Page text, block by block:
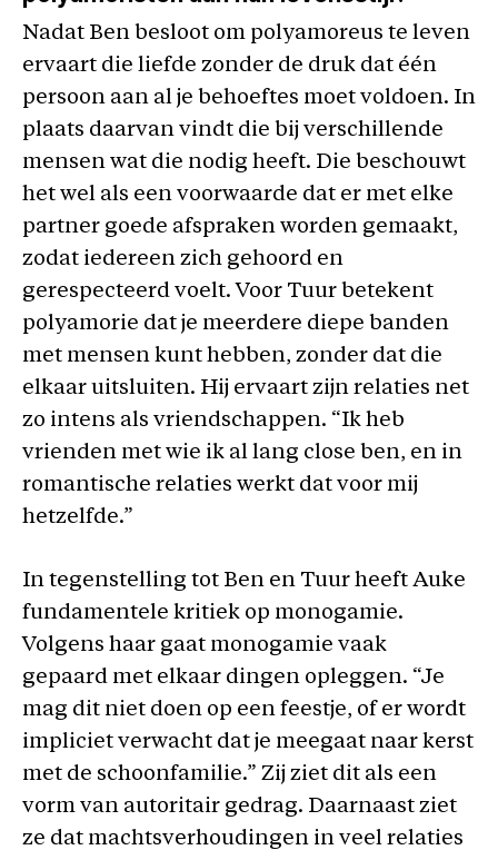
Nadat Ben besloot om polyamoreus te leven
ervaart die liefde zonder de druk dat één
persoon aan al je behoeftes moet voldoen. In
plaats daarvan vindt die bij verschillende
mensen wat die nodig heeft. Die beschouwt
het wel als een voorwaarde dat er met elke
partner goede afspraken worden gemaakt,
zodat iedereen zich gehoord en
gerespecteerd voelt. Voor Tuur betekent
polyamorie dat je meerdere diepe banden
met mensen kunt hebben, zonder dat die
elkaar uitsluiten. Hij ervaart zijn relaties net
zo intens als vriendschappen. “Ik heb
vrienden met wie ik al lang close ben, en in
romantische relaties werkt dat voor mij
hetzelfde.”
In tegenstelling tot Ben en Tuur heeft Auke
fundamentele kritiek op monogamie.
Volgens haar gaat monogamie vaak
gepaard met elkaar dingen opleggen. “Je
mag dit niet doen op een feestje, of er wordt
impliciet verwacht dat je meegaat naar kerst
met de schoonfamilie.” Zij ziet dit als een
vorm van autoritair gedrag. Daarnaast ziet
ze dat machtsverhoudingen in veel relaties